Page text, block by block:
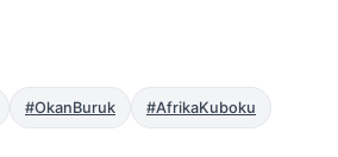
#OkanBuruk #AfrikaKuboku